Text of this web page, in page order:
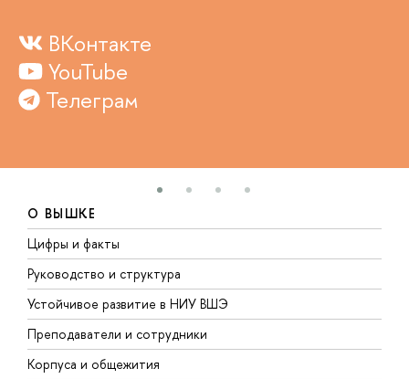
ВКонтакте
YouTube
Телеграм
О ВЫШКЕ
Цифры и факты
Руководство и структура
Устойчивое развитие в НИУ ВШЭ
Преподаватели и сотрудники
Корпуса и общежития